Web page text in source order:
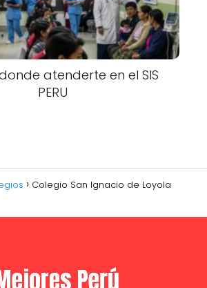
atenderte en el SIS
PERU
Colegio San Ignacio de Loyola